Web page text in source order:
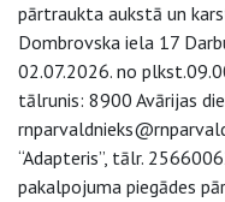
pārtraukta aukstā un
Dombrovska iela 17
02.07.2026. no
tālrunis: 8900 Avārijas
“Adapteris”, tālr.
pakalpojuma piegādes